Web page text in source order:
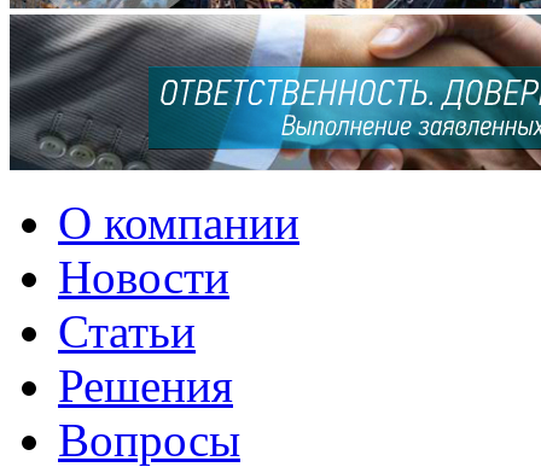
О компании
Новости
Статьи
Решения
Вопросы